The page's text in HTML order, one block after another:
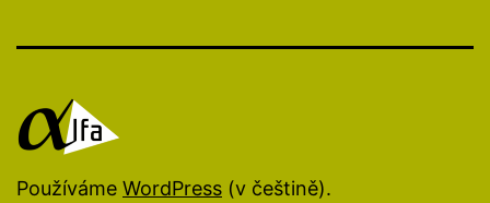
Používáme WordPress (v češtině).